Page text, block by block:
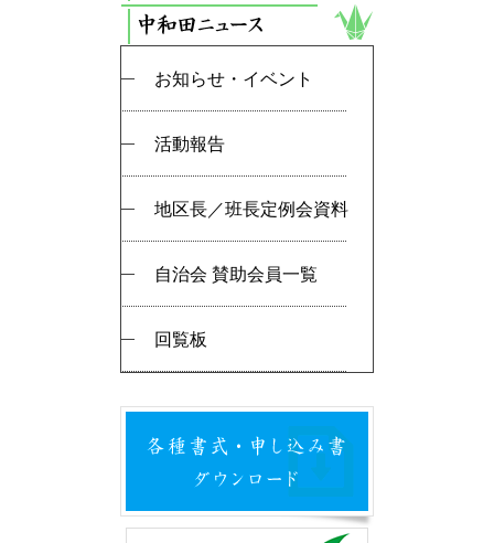
お知らせ・イベント
活動報告
地区長／班長定例会資料
自治会 賛助会員一覧
回覧板